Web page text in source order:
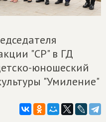
"СР" в ГД
юношеский
"Умиление"